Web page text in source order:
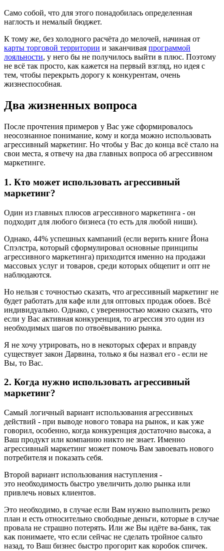
Само собой, что для этого понадобилась определенная
наглость и немалый бюджет.
К тому же, без холодного расчёта до мелочей, начиная от
карты торговой территории и заканчивая программой
лояльности, у него бы не получилось выйти в плюс. Поэтому
не всё так просто, как кажется на первый взгляд, но идея с
тем, чтобы перекрыть дорогу к конкурентам, очень
жизнеспособная.
Два жизненных вопроса
После прочтения примеров у Вас уже сформировалось
неосознанное понимание, кому и когда можно использовать
агрессивный маркетинг. Но чтобы у Вас до конца всё стало на
свои места, я отвечу на два главных вопроса об агрессивном
маркетинге.
1. Кто может использовать агрессивный
маркетинг?
Один из главных плюсов агрессивного маркетинга - он
подходит для любого бизнеса (то есть для любой ниши).
Однако, 44% успешных кампаний (если верить книге Йона
Спэлстра, который сформулировал основные принципы
агрессивного маркетинга) приходится именно на продажи
массовых услуг и товаров, среди которых общепит и опт не
наблюдаются.
Но нельзя с точностью сказать, что агрессивный маркетинг не
будет работать для кафе или для оптовых продаж обоев. Всё
индивидуально. Однако, с уверенностью можно сказать, что
если у Вас активная конкуренция, то агрессия это один из
необходимых шагов по отвоёвыванию рынка.
Я не хочу утрировать, но в некоторых сферах и вправду
существует закон Дарвина, только я бы назвал его - если не
Вы, то Вас.
2. Когда нужно использовать агрессивный
маркетинг?
Самый логичный вариант использования агрессивных
действий - при выводе нового товара на рынок, и как уже
говорил, особенно, когда конкуренция достаточно высока, а
Ваш продукт или компанию никто не знает. Именно
агрессивный маркетинг может помочь Вам завоевать нового
потребителя и показать себя.
Второй вариант использования наступления -
это необходимость быстро увеличить долю рынка или
привлечь новых клиентов.
Это необходимо, в случае если Вам нужно выполнить резко
план и есть относительно свободные деньги, которые в случае
провала не страшно потерять. Или же Вы идёте ва-банк, так
как понимаете, что если сейчас не сделать тройное сальто
назад, то Ваш бизнес быстро прогорит как коробок спичек.